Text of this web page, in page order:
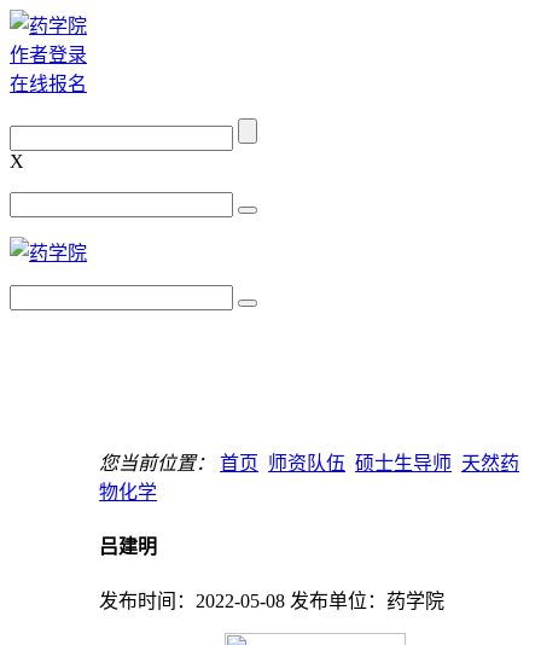
作者登录
在线报名
X
您当前位置： 首页 师资队伍 硕士生导师 天然药
物化学
吕建明
发布时间：2022-05-08 发布单位：药学院